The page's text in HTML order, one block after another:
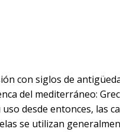
con siglos de
del mediterráneo:
desde entonces, las
se utilizan